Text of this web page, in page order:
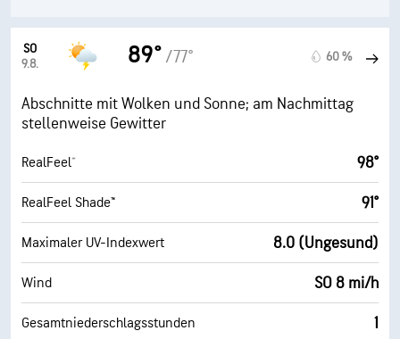
SO
9.8.
89° /77° 60 %
Abschnitte mit Wolken und Sonne; am Nachmittag
stellenweise Gewitter
RealFeel® 98°
RealFeel Shade™ 91°
Maximaler UV-Indexwert 8.0 (Ungesund)
Wind SO 8 mi/h
Gesamtniederschlagsstunden 1